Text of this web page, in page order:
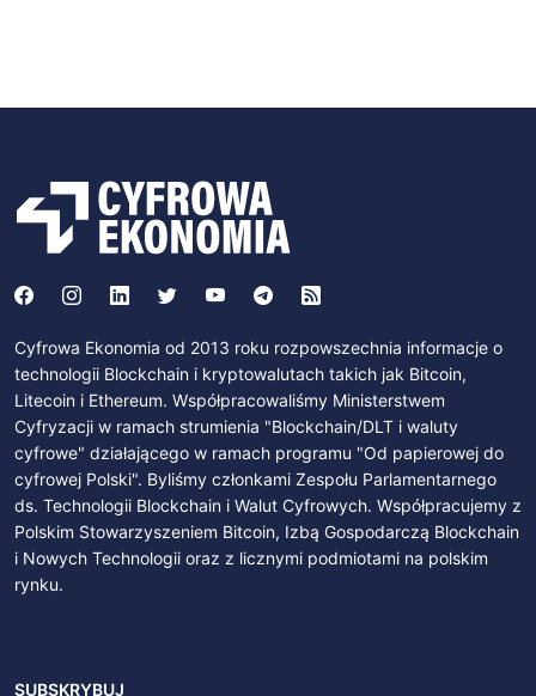
Cyfrowa Ekonomia od 2013 roku rozpowszechnia informacje o
technologii Blockchain i kryptowalutach takich jak Bitcoin,
Litecoin i Ethereum. Współpracowaliśmy Ministerstwem
Cyfryzacji w ramach strumienia "Blockchain/DLT i waluty
cyfrowe" działającego w ramach programu "Od papierowej do
cyfrowej Polski". Byliśmy członkami Zespołu Parlamentarnego
ds. Technologii Blockchain i Walut Cyfrowych. Współpracujemy z
Polskim Stowarzyszeniem Bitcoin, Izbą Gospodarczą Blockchain
i Nowych Technologii oraz z licznymi podmiotami na polskim
rynku.
SUBSKRYBUJ